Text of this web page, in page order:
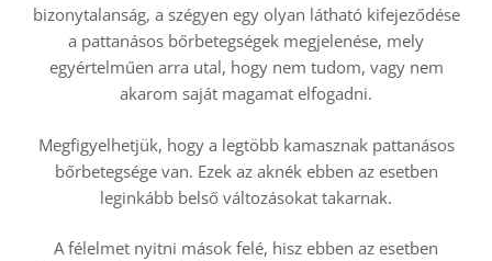
bizonytalanság, a szégyen egy olyan látható kifejeződése
a pattanásos bőrbetegségek megjelenése, mely
egyértelműen arra utal, hogy nem tudom, vagy nem
akarom saját magamat elfogadni.
Megfigyelhetjük, hogy a legtöbb kamasznak pattanásos
bőrbetegsége van. Ezek az aknék ebben az esetben
leginkább belső változásokat takarnak.
A félelmet nyitni mások felé, hisz ebben az esetben